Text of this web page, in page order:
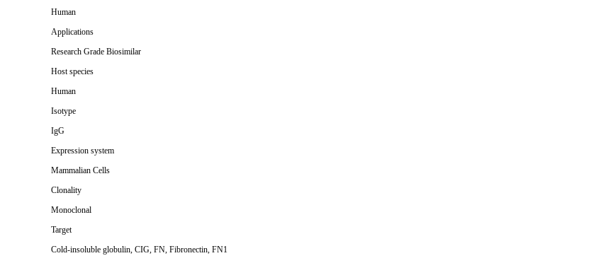
Human
Applications
Research Grade Biosimilar
Host species
Human
Isotype
IgG
Expression system
Mammalian Cells
Clonality
Monoclonal
Target
Cold-insoluble globulin, CIG, FN, Fibronectin, FN1